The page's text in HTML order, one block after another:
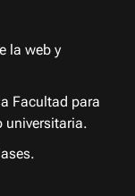
la web y
Facultad para
universitaria.